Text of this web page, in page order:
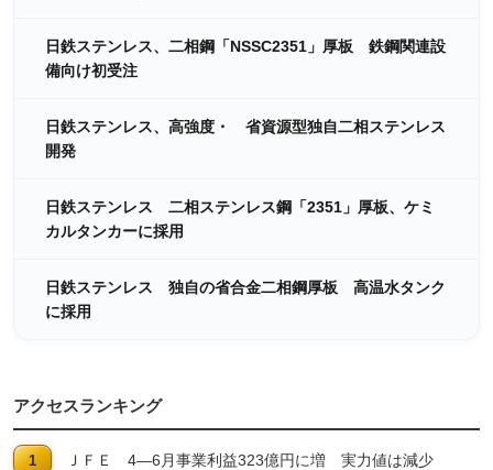
日鉄ステンレス、二相鋼「NSSC2351」厚板 鉄鋼関連設
備向け初受注
日鉄ステンレス、高強度・ 省資源型独自二相ステンレス
開発
日鉄ステンレス 二相ステンレス鋼「2351」厚板、ケミ
カルタンカーに採用
日鉄ステンレス 独自の省合金二相鋼厚板 高温水タンク
に採用
アクセスランキング
ＪＦＥ 4―6月事業利益323億円に増 実力値は減少